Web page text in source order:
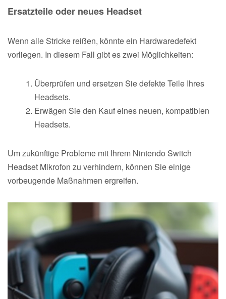
Ersatzteile oder neues Headset
Wenn alle Stricke reißen, könnte ein Hardwaredefekt
vorliegen. In diesem Fall gibt es zwei Möglichkeiten:
Überprüfen und ersetzen Sie defekte Teile Ihres
Headsets.
Erwägen Sie den Kauf eines neuen, kompatiblen
Headsets.
Um zukünftige Probleme mit Ihrem Nintendo Switch
Headset Mikrofon zu verhindern, können Sie einige
vorbeugende Maßnahmen ergreifen.